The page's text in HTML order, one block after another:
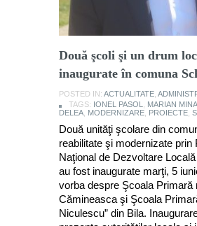
Două şcoli şi un drum
inaugurate în comuna
POSTED IN: ACTUALITATE
TAGS: IONEL PASOL MARIAN MINA
DELEA MODERNIZARE PROIECTE
Două unităţi şcolare din
reabilitate şi modernizate prin
Naţional de Dezvoltare
au fost inaugurate marţi, 5
vorba despre Şcoala Primară
Cămineasca şi Şcoala
Niculescu” din Bila.